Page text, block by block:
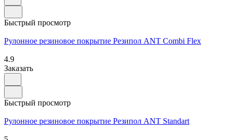
Быстрый просмотр
Рулонное резиновое покрытие Резипол ANT Combi Flex
4.9
Заказать
Быстрый просмотр
Рулонное резиновое покрытие Резипол ANT Standart